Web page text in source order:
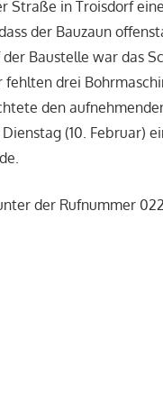
Straße in Troisdorf
der Bauzaun
Baustelle war das
drei
den
(10. Februar)
der Rufnummer